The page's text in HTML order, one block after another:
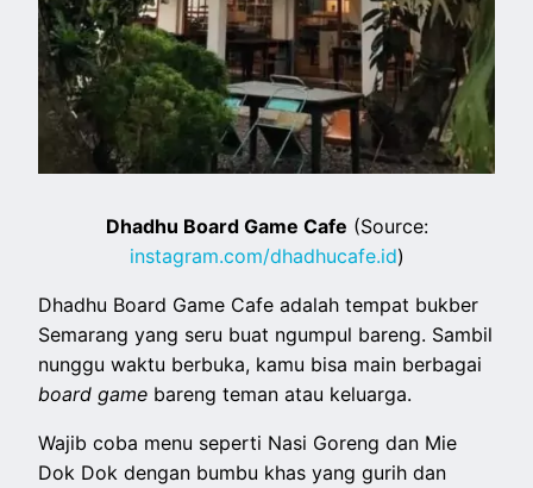
Dhadhu Board Game Cafe (Source:
instagram.com/dhadhucafe.id)
Dhadhu Board Game Cafe adalah tempat bukber
Semarang yang seru buat ngumpul bareng. Sambil
nunggu waktu berbuka, kamu bisa main berbagai
board game bareng teman atau keluarga.
Wajib coba menu seperti Nasi Goreng dan Mie
Dok Dok dengan bumbu khas yang gurih dan